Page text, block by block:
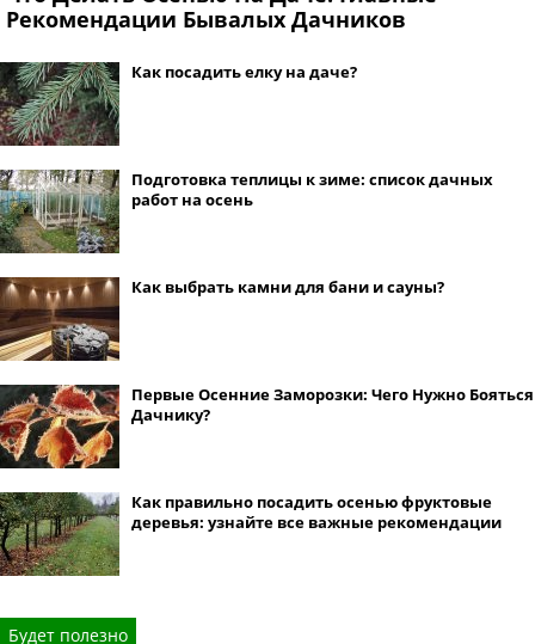
Рекомендации Бывалых Дачников
Как посадить елку на даче?
Подготовка теплицы к зиме: список дачных
работ на осень
Как выбрать камни для бани и сауны?
Первые Осенние Заморозки: Чего Нужно Бояться
Дачнику?
Как правильно посадить осенью фруктовые
деревья: узнайте все важные рекомендации
Будет полезно